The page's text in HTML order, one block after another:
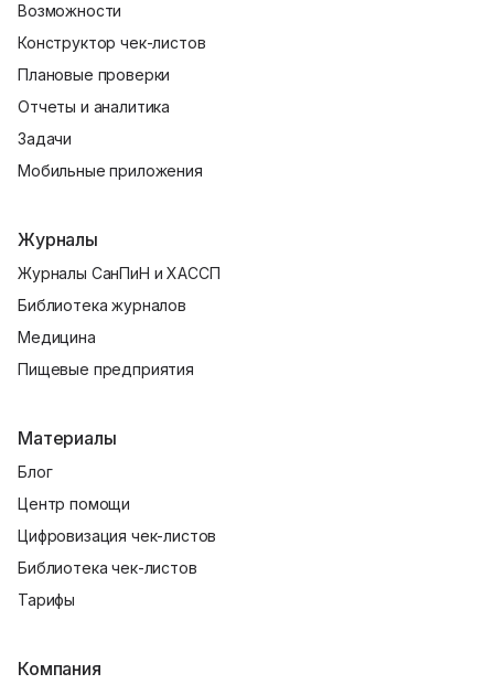
Возможности
Конструктор чек-листов
Плановые проверки
Отчеты и аналитика
Задачи
Мобильные приложения
Журналы
Журналы СанПиН и ХАССП
Библиотека журналов
Медицина
Пищевые предприятия
Материалы
Блог
Центр помощи
Цифровизация чек-листов
Библиотека чек-листов
Тарифы
Компания